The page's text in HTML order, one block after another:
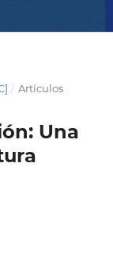
/ Artículos
Una